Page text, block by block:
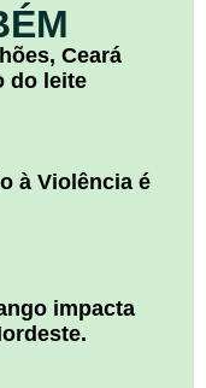
Ceará
do leite
à Violência é
impacta